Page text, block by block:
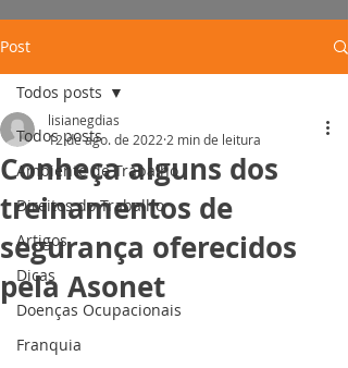
Post
Todos posts
Ambiente de Trabalho
Direitos do Trabalho
Artigos
Dicas
Doenças Ocupacionais
Franquia
Todos posts
Conheça alguns dos
treinamentos de
segurança oferecidos
pela Asonet
lisianegdias
12 de ago. de 2022 2 min de leitura